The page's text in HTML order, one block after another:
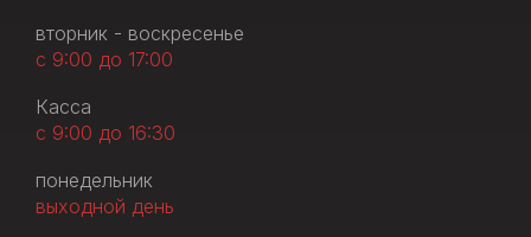
вторник - воскресенье
с 9:00 до 17:00
Касса
с 9:00 до 16:30
понедельник
выходной день